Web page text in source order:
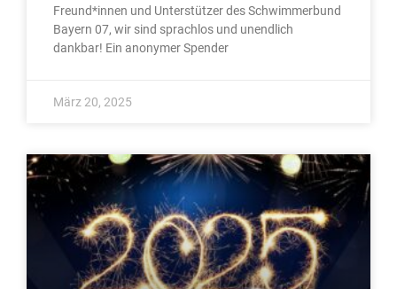
Freund*innen und Unterstützer des Schwimmerbund
Bayern 07, wir sind sprachlos und unendlich
dankbar! Ein anonymer Spender
März 20, 2025